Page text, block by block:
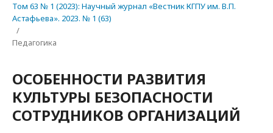
Том 63 № 1 (2023): Научный журнал «Вестник КГПУ им. В.П.
Астафьева». 2023. № 1 (63)
/
Педагогика
ОСОБЕННОСТИ РАЗВИТИЯ
КУЛЬТУРЫ БЕЗОПАСНОСТИ
СОТРУДНИКОВ ОРГАНИЗАЦИЙ